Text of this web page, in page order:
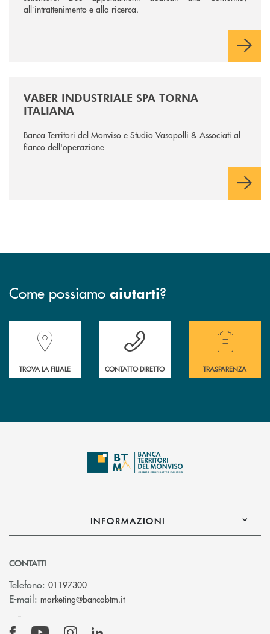
all’intrattenimento e alla ricerca.
VABER INDUSTRIALE SPA TORNA
ITALIANA
Banca Territori del Monviso e Studio Vasapolli & Associati al
fianco dell'operazione
Come possiamo aiutarti?
Accedi all' elenco completo delle filiali della Banca.
TROVA LA FILIALE
Hai bisogno di assistenza immediata?
CONTATTO DIRETTO
Hai bisogno di
TRASPARENZA
INFORMAZIONI
CONTATTI
Telefono: 01197300
E-mail: marketing@bancabtm.it(si apre l’app di posta elettronica)